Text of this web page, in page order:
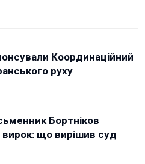
Координаційний
руху
Бортніков
що вирішив суд